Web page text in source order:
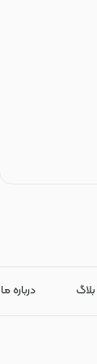
بلاگ درباره ما